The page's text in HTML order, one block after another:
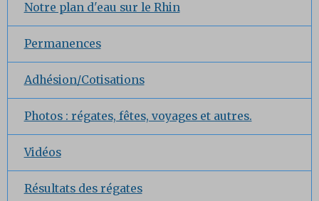
Notre plan d'eau sur le Rhin
Permanences
Adhésion/Cotisations
Photos : régates, fêtes, voyages et autres.
Vidéos
Résultats des régates